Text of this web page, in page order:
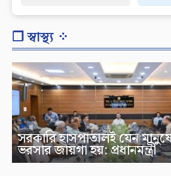
❐ স্বাস্থ্য ⁘
সরকারি হাসপাতালই যেন
ভরসার জায়গা হয়: প্রধানমন্ত্রী